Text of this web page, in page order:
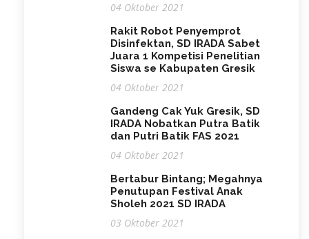
04 Oktober 2021
Rakit Robot Penyemprot
Disinfektan, SD IRADA Sabet
Juara 1 Kompetisi Penelitian
Siswa se Kabupaten Gresik
04 Oktober 2021
Gandeng Cak Yuk Gresik, SD
IRADA Nobatkan Putra Batik
dan Putri Batik FAS 2021
04 Oktober 2021
Bertabur Bintang; Megahnya
Penutupan Festival Anak
Sholeh 2021 SD IRADA
03 Oktober 2021